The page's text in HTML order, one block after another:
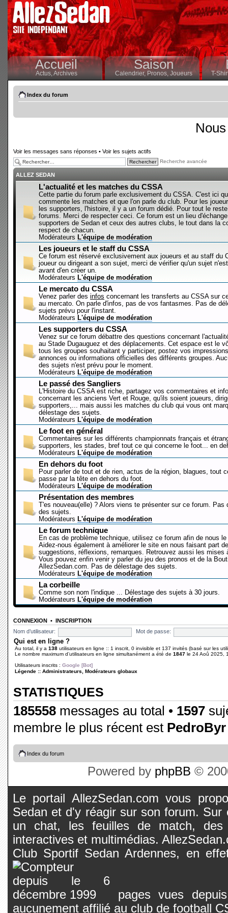
Accueil
Actus,Archives
Saison
Calendrier,Pronos, Joueurs T-
Index du forum
Voir les messages sans réponses • Voir les sujets actifs
Recherche avancée
ALLEZ SEDAN
L'actualité et les matches du CSSA
Cette partie du forum parle exclusivement du CSSA. C'est ici
commente les matches et que l'on parle du club. Pour les
les supporters, l'histoire, il y a un forum dédié. Pour tout le
forums. Merci de respecter ceci. Ce forum est un lieu
supporters de Sedan et ceux des autres clubs, le tout dans la
respect de chacun.
Modérateurs L'équipe de modération
Les joueurs et le staff du CSSA
Ce forum est réservé exclusivement aux joueurs et au staff du
joueur ou dirigeant a son sujet, merci de vérifier qu'un sujet
avant d'en créer un.
Modérateurs L'équipe de modération
Le mercato du CSSA
Venez parler des infos concernant les transferts au CSSA sur
au mercato. On parle d'infos, pas de vos fantasmes. Pas de
sujets prévu pour l'instant.
Modérateurs L'équipe de modération
Les supporters du CSSA
Venez sur ce forum débattre des questions concernant
au Stade Dugauguez et des déplacements. Cet espace est le
tous les groupes souhaitant y participer, postez vos
annonces ou informations officielles des différents groupes.
des sujets n'est prévu pour le moment.
Modérateurs L'équipe de modération
Le passé des Sangliers
L'Histoire du CSSA est riche, partagez vos commentaires et
concernant les anciens Vert et Rouge, qu'ils soient joueurs,
supporters,... mais aussi les matches du club qui vous ont
délestage des sujets.
Modérateurs L'équipe de modération
Le foot en général
Commentaires sur les différents championnats français et
supporters, les stades, bref tout ce qui concerne le foot... en
Modérateurs L'équipe de modération
En dehors du foot
Pour parler de tout et de rien, actus de la région, blagues, tout
passe par la tête en dehors du foot.
Modérateurs L'équipe de modération
Présentation des membres
T'es nouveau(elle) ? Alors viens te présenter sur ce forum. Pas
des sujets.
Modérateurs L'équipe de modération
Le forum technique
En cas de problème technique, utilisez ce forum afin de nous le
Aidez-nous également à améliorer le site en nous faisant part
suggestions, réflexions, remarques. Retrouvez aussi les mises
Vous pouvez enfin venir y parler du jeu des pronos et de la
AllezSedan.com. Pas de délestage des sujets.
Modérateurs L'équipe de modération
La corbeille
Comme son nom l'indique ... Délestage des sujets à 30 jours.
Modérateurs L'équipe de modération
CONNEXION • INSCRIPTION
Nom d’utilisateur:
Mot de passe:
Qui est en ligne ?
Au total, il y a 138 utilisateurs en ligne :: 1 inscrit, 0 invisible et 137 invités (basé sur les
Le nombre maximum d’utilisateurs en ligne simultanément a été de 1847 le 24 Aoû 2025,
Utilisateurs inscrits : Google [Bot]
Légende :: Administrateurs Modérateurs globaux
STATISTIQUES
185558 messages au total • 1597
membre le plus récent est PedroByr
Index du forum
Powered by phpBB ©
Le portail AllezSedan.com vous
Sedan et d'y réagir sur son forum.
un chat, les feuilles de match, des
interactives et multimédias.
Club Sportif Sedan Ardennes, en
pages vues
aucunement affilié au club de football